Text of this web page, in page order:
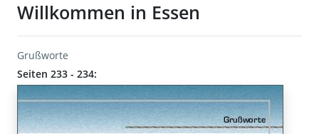
Willkommen in Essen
Grußworte
Seiten 233 - 234: